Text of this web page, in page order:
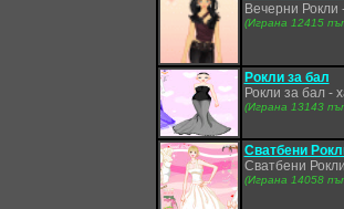
Вечерни Рокли
(Играна 12415
Рокли за бал
Рокли за бал -
(Играна 13143
Сватбени
Сватбени
(Играна 14058